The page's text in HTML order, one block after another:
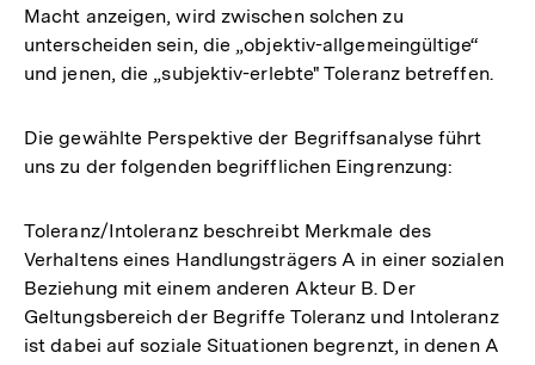
Macht anzeigen, wird zwischen solchen zu
unterscheiden sein, die „objektiv-allgemeingültige“
und jenen, die „subjektiv-erlebte" Toleranz betreffen.
Die gewählte Perspektive der Begriffsanalyse führt
uns zu der folgenden begrifflichen Eingrenzung:
Toleranz/Intoleranz beschreibt Merkmale des
Verhaltens eines Handlungsträgers A in einer sozialen
Beziehung mit einem anderen Akteur B. Der
Geltungsbereich der Begriffe Toleranz und Intoleranz
ist dabei auf soziale Situationen begrenzt, in denen A